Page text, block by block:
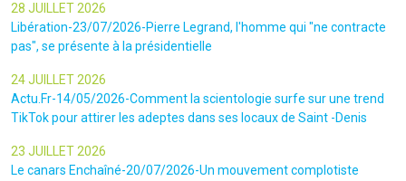
28 JUILLET 2026
Libération-23/07/2026-Pierre Legrand, l'homme qui "ne contracte
pas", se présente à la présidentielle
24 JUILLET 2026
Actu.Fr-14/05/2026-Comment la scientologie surfe sur une trend
TikTok pour attirer les adeptes dans ses locaux de Saint -Denis
23 JUILLET 2026
Le canars Enchaîné-20/07/2026-Un mouvement complotiste